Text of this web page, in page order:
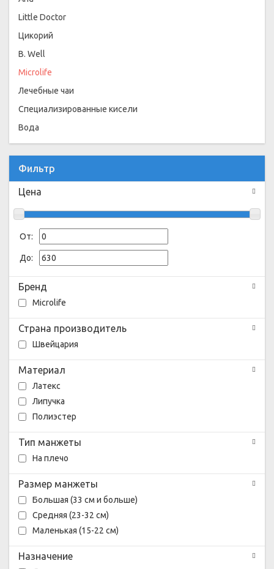
Little Doctor
Цикорий
B. Well
Microlife
Лечебные чаи
Специализированные кисели
Вода
Фильтр
Цена
От:
До:
Бренд
Microlife
Страна производитель
Швейцария
Материал
Латекс
Липучка
Полиэстер
Тип манжеты
На плечо
Размер манжеты
Большая (33 см и больше)
Средняя (23-32 см)
Маленькая (15-22 см)
Назначение